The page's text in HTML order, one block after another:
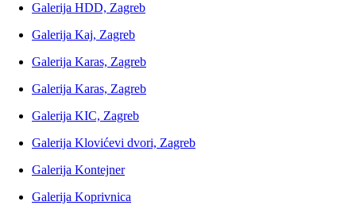
Galerija HDD, Zagreb
Galerija Kaj, Zagreb
Galerija Karas, Zagreb
Galerija Karas, Zagreb
Galerija KIC, Zagreb
Galerija Klovićevi dvori, Zagreb
Galerija Kontejner
Galerija Koprivnica